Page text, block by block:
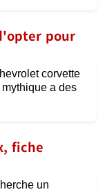
pour
corvette
a des
fiche
un